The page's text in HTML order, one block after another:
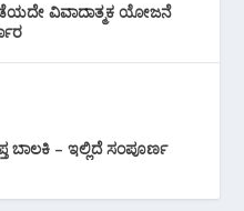
ವಿವಾದಾತ್ಮಕ ಯೋಜನೆ
ಬಾಲಕಿ – ಇಲ್ಲಿದೆ ಸಂಪೂರ್ಣ